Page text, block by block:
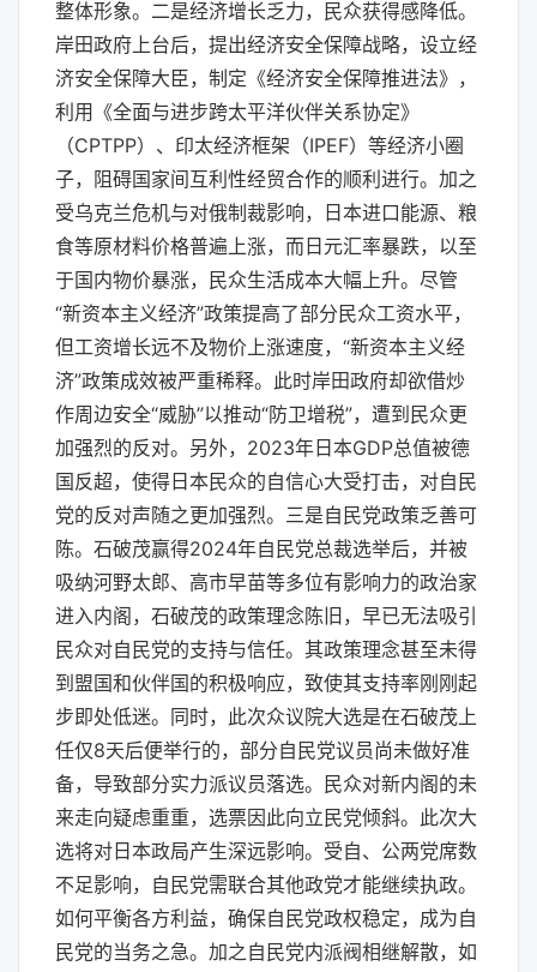
整体形象。二是经济增长乏力，民众获得感降低。
岸田政府上台后，提出经济安全保障战略，设立经
济安全保障大臣，制定《经济安全保障推进法》，
利用《全面与进步跨太平洋伙伴关系协定》
（CPTPP）、印太经济框架（IPEF）等经济小圈
子，阻碍国家间互利性经贸合作的顺利进行。加之
受乌克兰危机与对俄制裁影响，日本进口能源、粮
食等原材料价格普遍上涨，而日元汇率暴跌，以至
于国内物价暴涨，民众生活成本大幅上升。尽管
“新资本主义经济”政策提高了部分民众工资水平，
但工资增长远不及物价上涨速度，“新资本主义经
济”政策成效被严重稀释。此时岸田政府却欲借炒
作周边安全“威胁”以推动“防卫增税”，遭到民众更
加强烈的反对。另外，2023年日本GDP总值被德
国反超，使得日本民众的自信心大受打击，对自民
党的反对声随之更加强烈。三是自民党政策乏善可
陈。石破茂赢得2024年自民党总裁选举后，并被
吸纳河野太郎、高市早苗等多位有影响力的政治家
进入内阁，石破茂的政策理念陈旧，早已无法吸引
民众对自民党的支持与信任。其政策理念甚至未得
到盟国和伙伴国的积极响应，致使其支持率刚刚起
步即处低迷。同时，此次众议院大选是在石破茂上
任仅8天后便举行的，部分自民党议员尚未做好准
备，导致部分实力派议员落选。民众对新内阁的未
来走向疑虑重重，选票因此向立民党倾斜。此次大
选将对日本政局产生深远影响。受自、公两党席数
不足影响，自民党需联合其他政党才能继续执政。
如何平衡各方利益，确保自民党政权稳定，成为自
民党的当务之急。加之自民党内派阀相继解散，如